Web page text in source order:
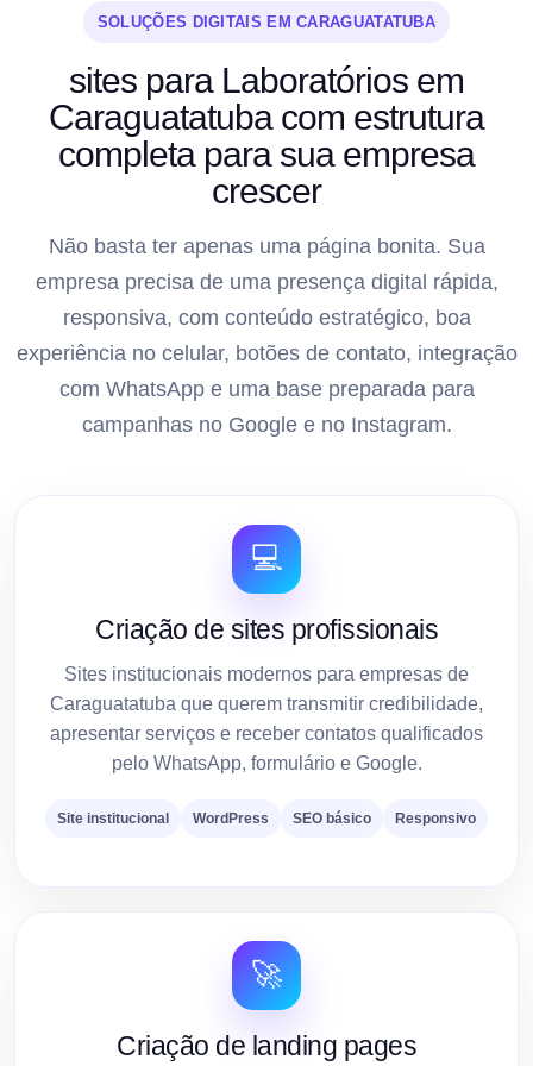
SOLUÇÕES DIGITAIS EM CARAGUATATUBA
sites para Laboratórios em
Caraguatatuba com estrutura
completa para sua empresa
crescer
Não basta ter apenas uma página bonita. Sua
empresa precisa de uma presença digital rápida,
responsiva, com conteúdo estratégico, boa
experiência no celular, botões de contato, integração
com WhatsApp e uma base preparada para
campanhas no Google e no Instagram.
💻
Criação de sites profissionais
Sites institucionais modernos para empresas de
Caraguatatuba que querem transmitir credibilidade,
apresentar serviços e receber contatos qualificados
pelo WhatsApp, formulário e Google.
Site institucional WordPress SEO básico Responsivo
🚀
Criação de landing pages